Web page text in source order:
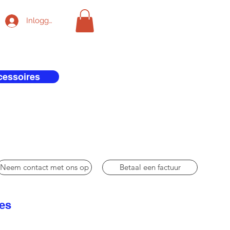
Inloggen
Neem contact met ons op Betaal een factuur